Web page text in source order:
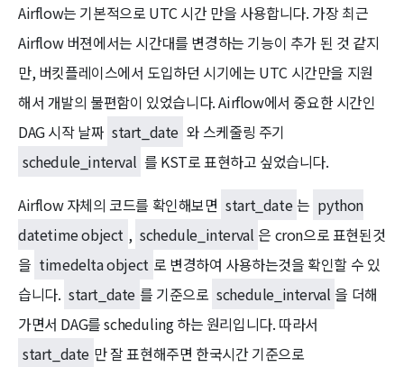
Airflow는 기본적으로 UTC 시간 만을 사용합니다. 가장 최근
Airflow 버젼에서는 시간대를 변경하는 기능이 추가 된 것 같지
만, 버킷플레이스에서 도입하던 시기에는 UTC 시간만을 지원
해서 개발의 불편함이 있었습니다. Airflow에서 중요한 시간인
DAG 시작 날짜 start_date 와 스케줄링 주기
schedule_interval 를 KST로 표현하고 싶었습니다.
Airflow 자체의 코드를 확인해보면 start_date 는 python
datetime object , schedule_interval 은 cron으로 표현된것
을 timedelta object 로 변경하여 사용하는것을 확인할 수 있
습니다. start_date 를 기준으로 schedule_interval 을 더해
가면서 DAG를 scheduling 하는 원리입니다. 따라서
start_date 만 잘 표현해주면 한국시간 기준으로